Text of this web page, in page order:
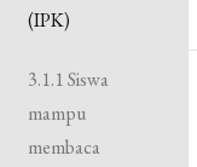
(IPK)
3.1.1 Siswa
mampu
membaca